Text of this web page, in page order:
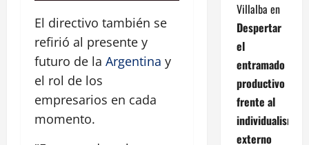
El directivo también se
refirió al presente y
futuro de la Argentina y
el rol de los
empresarios en cada
momento.
Villalba en
Despertar
el
entramado
productivo
frente al
individualismo
externo